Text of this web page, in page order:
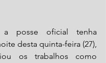
posse oficial tenha
desta quinta-feira (27),
os trabalhos como